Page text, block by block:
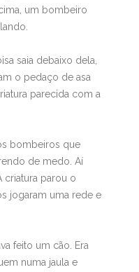
um bombeiro
saia debaixo dela,
o pedaço de asa
parecida com a
bombeiros que
de medo. Aí
criatura parou o
jogaram uma rede e
feito um cão. Era
numa jaula e